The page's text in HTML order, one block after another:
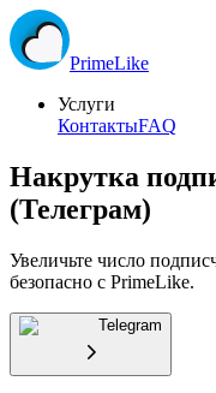
PrimeLike
Услуги
КонтактыFAQ
Накрутка
(Телеграм)
Увеличьте число
безопасно с PrimeLike.
Telegram